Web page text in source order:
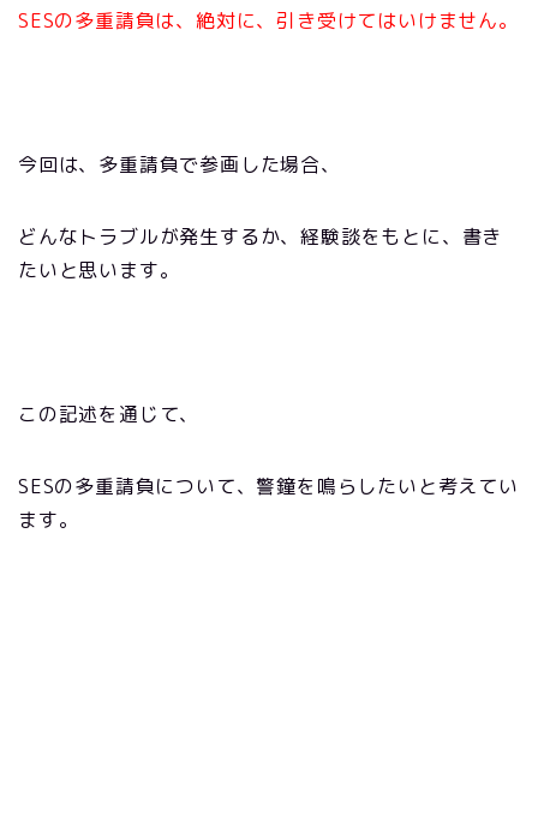
SESの多重請負は、絶対に、引き受けてはいけません。
今回は、多重請負で参画した場合、
どんなトラブルが発生するか、経験談をもとに、書き
たいと思います。
この記述を通じて、
SESの多重請負について、警鐘を鳴らしたいと考えてい
ます。